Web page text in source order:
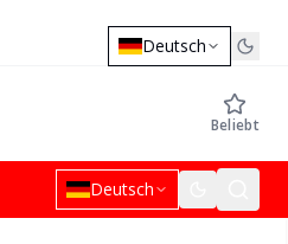
Deutsch
Beliebt
Deutsch